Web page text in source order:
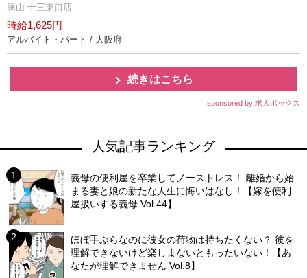
豚山 十三東口店
時給1,625円
アルバイト・パート / 大阪府
続きはこちら
sponsored by 求人ボックス
人気記事ランキング
義母の便利屋を卒業してノーストレス！ 離婚から始
まる妻と娘の新たな人生に悔いはなし！【嫁を便利
屋扱いする義母 Vol.44】
ほぼ手ぶらなのに彼女の荷物は持ちたくない？ 彼を
理解できないけど楽しまないともったいない！【あ
なたが理解できません Vol.8】